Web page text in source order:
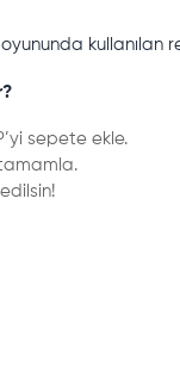
kullanılan
sepete ekle.